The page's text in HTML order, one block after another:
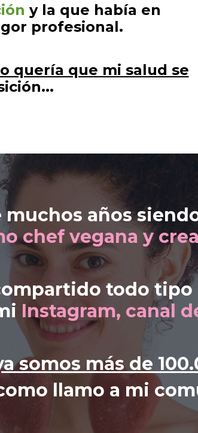
y la que había en
profesional.
quería que mi salud se
muchos años
chef vegana y
todo tipo
Instagram, canal
somos más de
llamo a mi